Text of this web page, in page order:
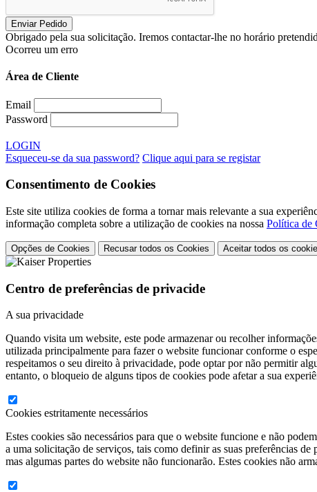
Obrigado pela sua solicitação. Iremos contactar-lhe no horário
Ocorreu um erro
Área de Cliente
Email
Password
LOGIN
Esqueceu-se da sua password? Clique aqui para se registar
Consentimento de Cookies
Este site utiliza cookies de forma a tornar mais relevante a sua
informação completa sobre a utilização de cookies na nossa Política de
Opções de Cookies Recusar todos os Cookies Aceitar todos os
Centro de preferências de privacide
A sua privacidade
Quando visita um website, este pode armazenar ou recolher
utilizada principalmente para fazer o website funcionar conforme o
respeitamos o seu direito à privacidade, pode optar por não permitir
entanto, o bloqueio de alguns tipos de cookies pode afetar a sua
Cookies estritamente necessários
Estes cookies são necessários para que o website funcione e não
a uma solicitação de serviços, tais como definir as suas preferências
mas algumas partes do website não funcionarão. Estes cookies não